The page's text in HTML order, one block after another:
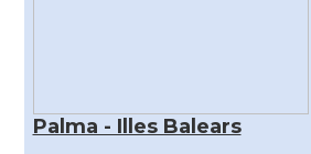
Palma - Illes Balears